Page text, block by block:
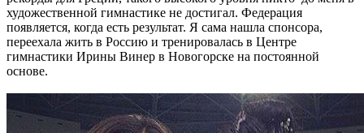
художественной гимнастике не достигал. Федерация
появляется, когда есть результат. Я сама нашла спонсора,
переехала жить в Россию и тренировалась в Центре
гимнастики Ирины Винер в Новогорске на постоянной
основе.